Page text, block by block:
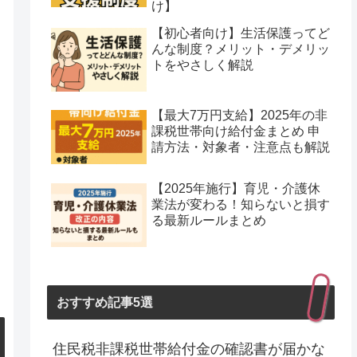
け】
【初心者向け】生活保護ってど
んな制度？メリット・デメリッ
トをやさしく解説
【最大7万円支給】2025年の非
課税世帯向け給付金まとめ 申
請方法・対象者・注意点も解説
【2025年施行】育児・介護休
業法が変わる！知らないと損す
る最新ルールまとめ
おすすめ記事5選
住民税非課税世帯給付金の確認書が届かな